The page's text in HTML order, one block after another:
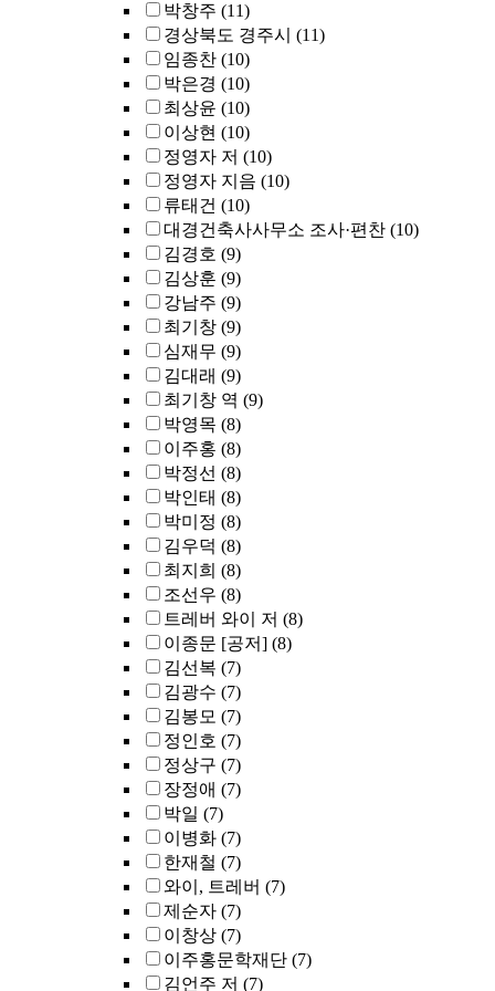
박창주 (11)
경상북도 경주시 (11)
임종찬 (10)
박은경 (10)
최상윤 (10)
이상현 (10)
정영자 저 (10)
정영자 지음 (10)
류태건 (10)
대경건축사사무소 조사·편찬 (10)
김경호 (9)
김상훈 (9)
강남주 (9)
최기창 (9)
심재무 (9)
김대래 (9)
최기창 역 (9)
박영목 (8)
이주홍 (8)
박정선 (8)
박인태 (8)
박미정 (8)
김우덕 (8)
최지희 (8)
조선우 (8)
트레버 와이 저 (8)
이종문 [공저] (8)
김선복 (7)
김광수 (7)
김봉모 (7)
정인호 (7)
정상구 (7)
장정애 (7)
박일 (7)
이병화 (7)
한재철 (7)
와이, 트레버 (7)
제순자 (7)
이창상 (7)
이주홍문학재단 (7)
김언주 저 (7)